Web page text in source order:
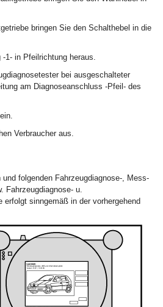
bringen Sie den Schalthebel in die
1- in Pfeilrichtung heraus.
bei ausgeschalteter
am Diagnoseanschluss -Pfeil- des
Verbraucher aus.
folgenden Fahrzeugdiagnose-, Mess-
Fahrzeugdiagnose- u.
sinngemäß in der vorhergehend